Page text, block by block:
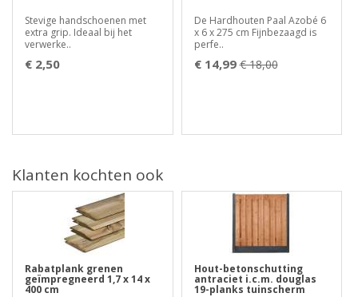
Stevige handschoenen met
extra grip. Ideaal bij het
verwerke..
€ 2,50
De Hardhouten Paal Azobé 6
x 6 x 275 cm Fijnbezaagd is
perfe..
€ 14,99 € 18,00
Klanten kochten ook
Rabatplank grenen
geïmpregneerd 1,7 x 14 x
400 cm
Hout-betonschutting
antraciet i.c.m. douglas
19-planks tuinscherm